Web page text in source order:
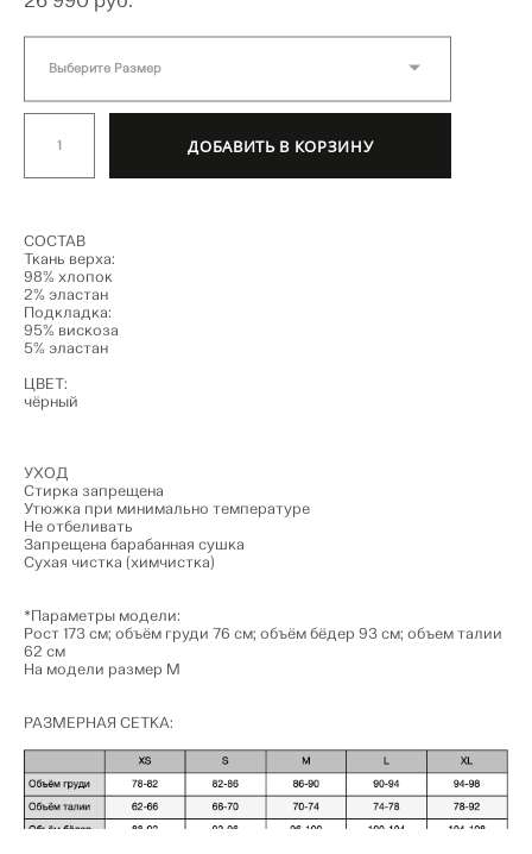
Выберите Размер
ДОБАВИТЬ В КОРЗИНУ
СОСТАВ
Ткань верха:
98% хлопок
2% эластан
Подкладка:
95% вискоза
5% эластан
ЦВЕТ:
чёрный
УХОД
Стирка запрещена
Утюжка при минимально температуре
Не отбеливать
Запрещена барабанная сушка
Сухая чистка (химчистка)
*Параметры модели:
Рост 173 см; объём груди 76 см; объём бёдер 93 см; объем талии
62 см
На модели размер М
РАЗМЕРНАЯ СЕТКА: